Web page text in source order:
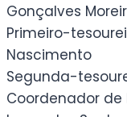
Gonçalves
Primeiro-
Nascimento
Segunda-
Coordenador de